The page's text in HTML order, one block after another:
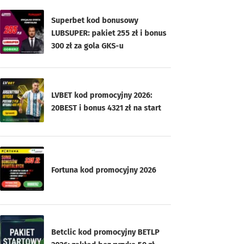
Superbet kod bonusowy
LUBSUPER: pakiet 255 zł i bonus
300 zł za gola GKS-u
LVBET kod promocyjny 2026:
20BEST i bonus 4321 zł na start
Fortuna kod promocyjny 2026
Betclic kod promocyjny BETLP